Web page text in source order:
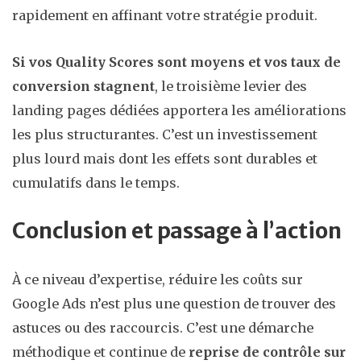
rapidement en affinant votre stratégie produit.
Si vos Quality Scores sont moyens et vos taux de
conversion stagnent, le troisième levier des
landing pages dédiées apportera les améliorations
les plus structurantes. C’est un investissement
plus lourd mais dont les effets sont durables et
cumulatifs dans le temps.
Conclusion et passage à l’action
À ce niveau d’expertise, réduire les coûts sur
Google Ads n’est plus une question de trouver des
astuces ou des raccourcis. C’est une démarche
méthodique et continue de reprise de contrôle sur